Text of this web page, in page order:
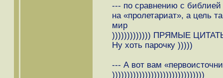
--- по сравнению с библией
на «пролетариат», а цель
мир
))))))))))))) ПРЯМЫЕ
Ну хоть парочку )))))
--- А вот вам
)))))))))))))))))))))))))))))))